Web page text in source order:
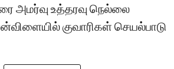
அமர்வு உத்தரவு நெல்லை
குவாரிகள் செயல்பாடு